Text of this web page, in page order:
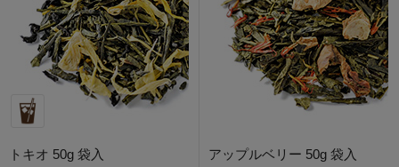
トキオ 50g 袋入
アップルベリー 50g 袋入